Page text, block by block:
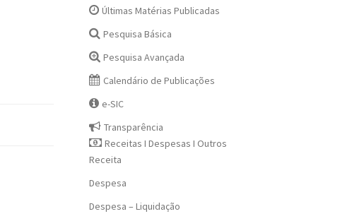
Últimas Matérias Publicadas
Pesquisa Básica
Pesquisa Avançada
Calendário de Publicações
e-SIC
Transparência
Receitas I Despesas I Outros
Receita
Despesa
Despesa – Liquidação